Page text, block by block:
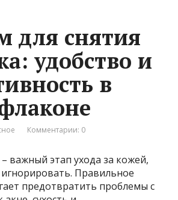
для снятия
удобство и
в
Комментарии: 0
важный этап ухода за кожей,
Правильное
предотвратить проблемы с